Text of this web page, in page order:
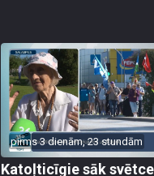
pirms 3 dienām, 23 stundām
Katoļticīgie sāk